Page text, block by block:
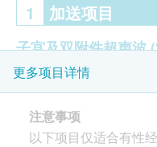
1 加送项目
子宫及双附件超声波
子宫及双附件超声
检查)
子宫及双附件超声波
更多项目详情
注意事项
以下项目仅适合有性